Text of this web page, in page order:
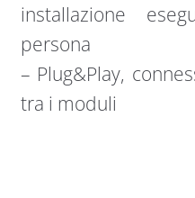
installazione
persona
– Plug&Play,
tra i moduli